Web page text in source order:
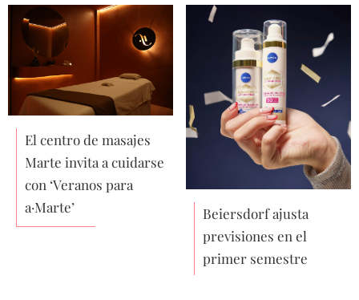
El centro de masajes
Marte invita a cuidarse
con ‘Veranos para
a·Marte’
Beiersdorf ajusta
previsiones en el
primer semestre